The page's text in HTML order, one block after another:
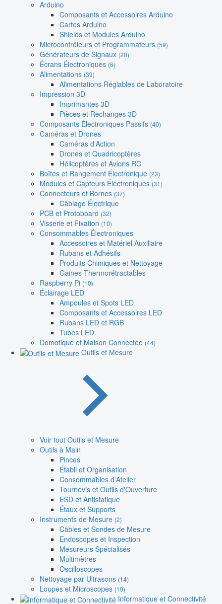
Arduino
Composants et Accessoires Arduino
Cartes Arduino
Shields et Modules Arduino
Microcontrôleurs et Programmateurs (59)
Générateurs de Signaux (20)
Écrans Électroniques (6)
Alimentations (39)
Alimentations Réglables de Laboratoire
Impression 3D
Imprimantes 3D
Pièces et Rechanges 3D
Composants Électroniques Passifs (40)
Caméras et Drones
Caméras d'Action
Drones et Quadricoptères
Hélicoptères et Avions RC
Boîtes et Rangement Électronique (23)
Modules et Capteurs Électroniques (31)
Connecteurs et Bornes (37)
Câblage Électrique
PCB et Protoboard (32)
Visserie et Fixation (10)
Consommables Électroniques
Accessoires et Matériel Auxiliaire
Rubans et Adhésifs
Produits Chimiques et Nettoyage
Gaines Thermorétractables
Raspberry Pi (10)
Éclairage LED
Ampoules et Spots LED
Composants et Accessoires LED
Rubans LED et RGB
Tubes LED
Domotique et Maison Connectée (44)
Outils et Mesure
Voir tout Outils et Mesure
Outils à Main
Pinces
Établi et Organisation
Consommables d'Atelier
Tournevis et Outils d'Ouverture
ESD et Antistatique
Étaux et Supports
Instruments de Mesure (2)
Câbles et Sondes de Mesure
Endoscopes et Inspection
Mesureurs Spécialisés
Multimètres
Oscilloscopes
Nettoyage par Ultrasons (14)
Loupes et Microscopes (19)
Informatique et Connectivité